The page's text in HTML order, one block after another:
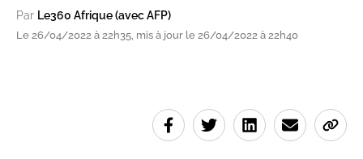
Par Le360 Afrique (avec AFP)
Le 26/04/2022 à 22h35, mis à jour le 26/04/2022 à 22h40